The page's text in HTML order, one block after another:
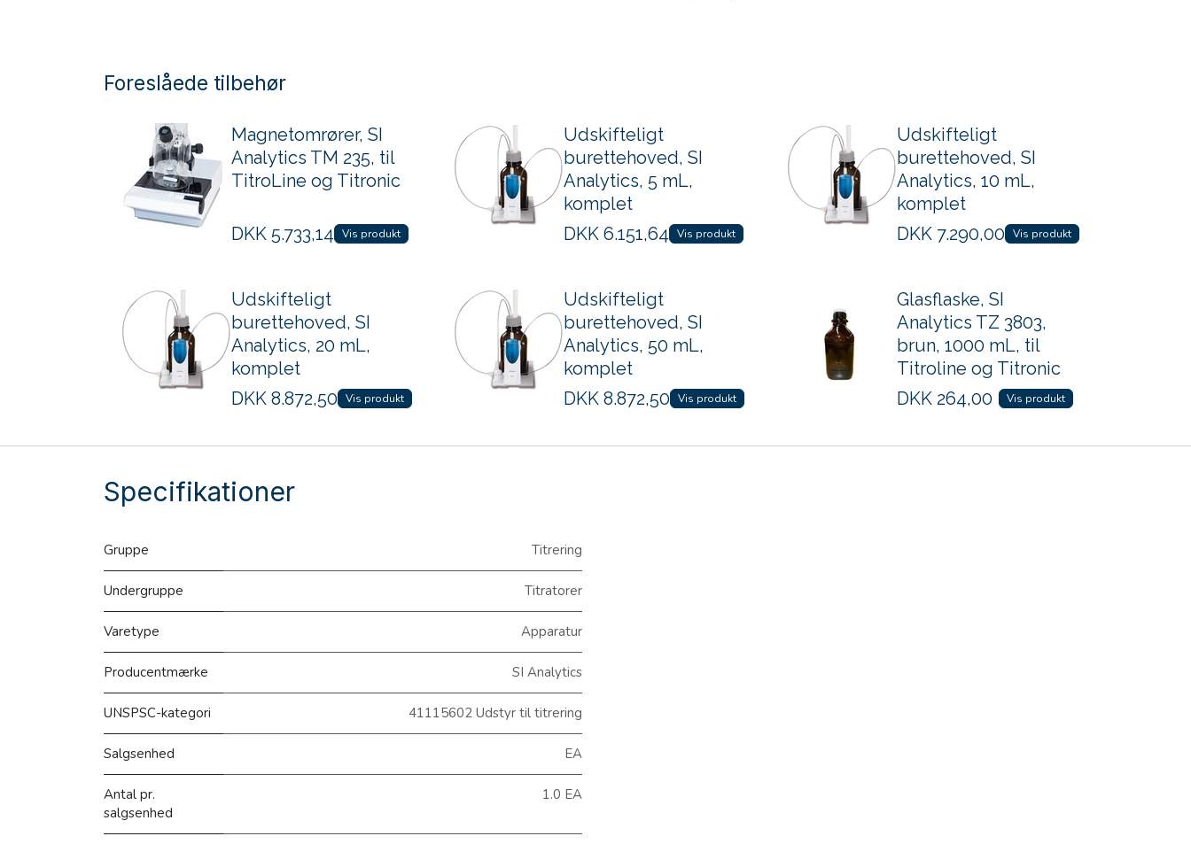
Foreslåede tilbehør
Magnetomrører, SI
Analytics TM 235, til
TitroLine og Titronic
DKK 5.733,14 Vis produkt
Udskifteligt
burettehoved, SI
Analytics, 5 mL,
komplet
DKK6.151,64 Vis produkt
Udskifteligt
burettehoved, SI
Analytics, 10 mL,
komplet
DKK 7.290,00 Vis produkt
Udskifteligt
burettehoved, SI
Analytics, 20 mL,
komplet
DKK 8.872,50 Vis produkt
Udskifteligt
burettehoved, SI
Analytics, 50 mL,
komplet
DKK8.872,50 Vis produkt
Glasflaske, SI
Analytics TZ 3803,
brun, 1000 mL, til
Titroline og Titronic
DKK 264,00 Vis produkt
Specifikationer
Gruppe Titrering
Undergruppe Titratorer
Varetype Apparatur
Producentmærke SI Analytics
UNSPSC-kategori 41115602 Udstyr til titrering
Salgsenhed EA
Antal pr.
salgsenhed
1.0 EA